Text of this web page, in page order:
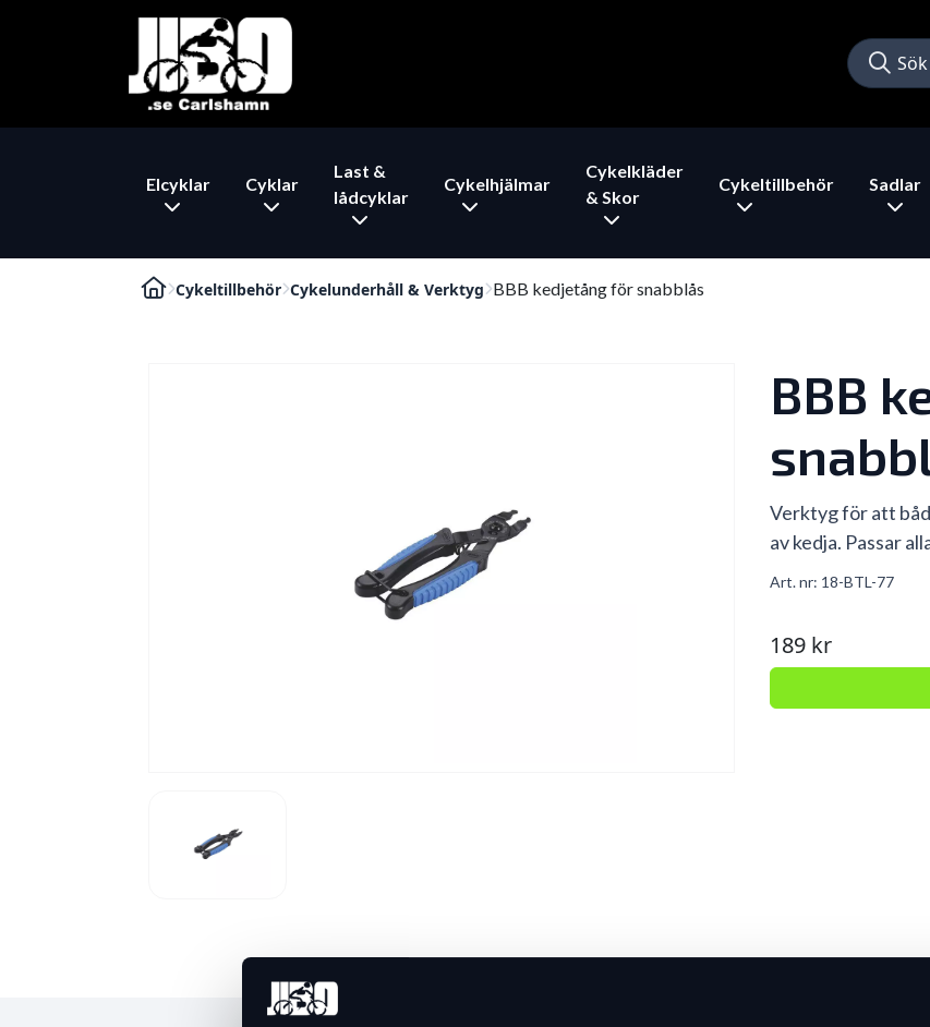
Elcyklar Cyklar
Last &
lådcyklar
Cykelhjälmar
Cykelkläder
& Skor
Cykeltillbehör Sadlar
Cykeltillbehör Cykelunderhåll & Verktyg BBB kedjetång för snabblås
BBB
Verktyg för att
av kedja. Passar
Art. nr: 18-BTL-77
189 kr